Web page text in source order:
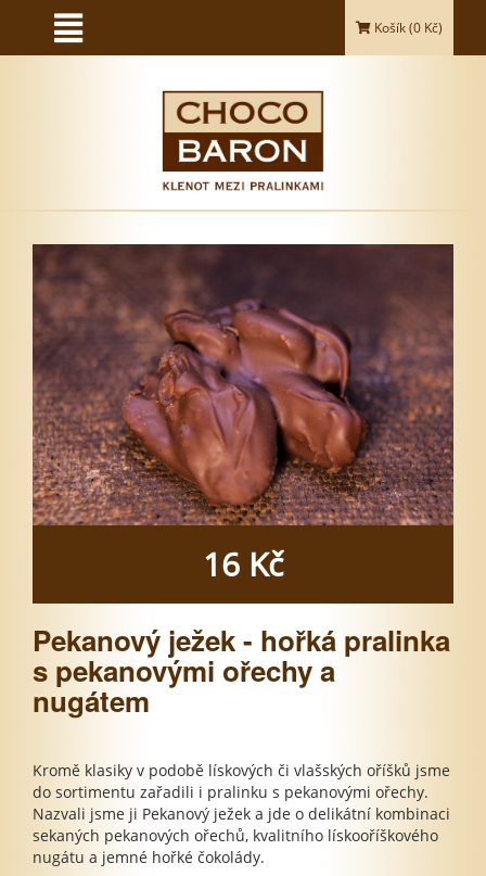
Košík (0 Kč)
16 Kč
Pekanový ježek - hořká pralinka
s pekanovými ořechy a
nugátem
Kromě klasiky v podobě lískových či vlašských oříšků jsme
do sortimentu zařadili i pralinku s pekanovými ořechy.
Nazvali jsme ji Pekanový ježek a jde o delikátní kombinaci
sekaných pekanových ořechů, kvalitního lískooříškového
nugátu a jemné hořké čokolády.